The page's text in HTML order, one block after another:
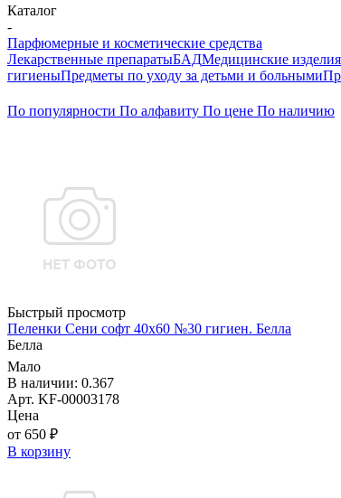
Каталог
-
Парфюмерные и косметические средства
Лекарственные препаратыБАДМедицинские изделия
гигиеныПредметы по уходу за детьми и больными
По популярности По алфавиту По цене По наличию
Быстрый просмотр
Пеленки Сени софт 40х60 №30 гигиен. Белла
Белла
Мало
В наличии: 0.367
Арт. KF-00003178
Цена
от 650 ₽
В корзину